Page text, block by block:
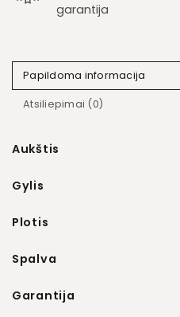
garantija
Papildoma informacija
Atsiliepimai (0)
Aukštis
Gylis
Plotis
Spalva
Garantija